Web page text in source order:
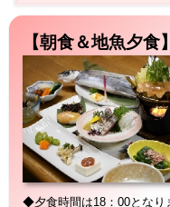
【朝食＆地魚夕食
◆夕食時間は18：00となり